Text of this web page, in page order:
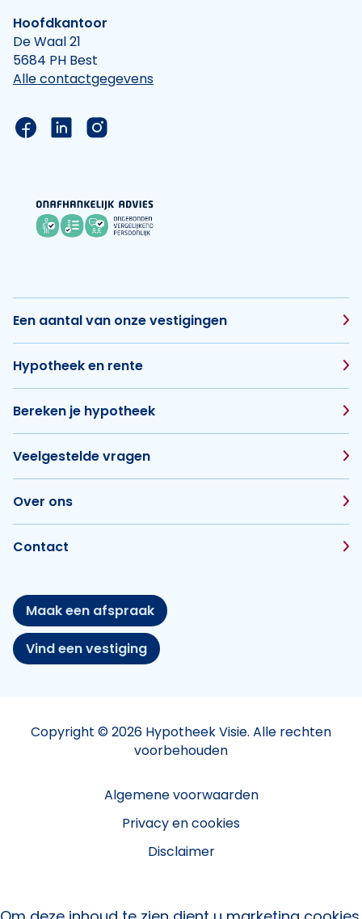
Hoofdkantoor
De Waal 21
5684 PH Best
Alle contactgegevens
Link naar de Facebook pagina van Hypotheek
Link naar de LinkedIn pagina van
Link naar de Instagram pagina van
Een aantal van onze vestigingen
Hypotheek en rente
Bereken je hypotheek
Veelgestelde vragen
Over ons
Contact
Maak een afspraak
Vind een vestiging
Copyright © 2026 Hypotheek Visie. Alle rechten
voorbehouden
Algemene voorwaarden
Privacy en cookies
Disclaimer